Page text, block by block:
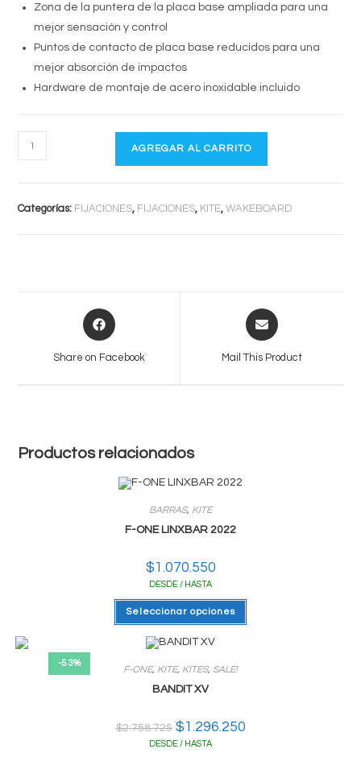
Zona de la puntera de la placa base ampliada para una
mejor sensación y control
Puntos de contacto de placa base reducidos para una
mejor absorción de impactos
Hardware de montaje de acero inoxidable incluido
CORE
BOOT
AGREGAR AL CARRITO
Categorías: FIJACIONES, FIJACIONES, KITE,WAKEBOARD
Opens
in
Share on Facebook
Opens
in
Mail This Product
Productos relacionados
BARRAS, KITE
F-ONE LINXBAR 2022
$1.070.550
DESDE / HASTA
Seleccionar opciones
tiene
-53%
F-ONE, KITE, KITES, SALE!
BANDIT XV
$2.758.725 El
precio
original
$1.296.250El
DESDE / HASTA